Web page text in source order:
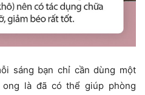
sáng bạn chỉ cần dùng một
là đã có thể giúp phòng